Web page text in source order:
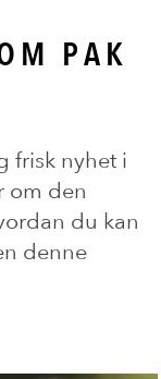
PAK
frisk nyhet i
om den
du kan
denne